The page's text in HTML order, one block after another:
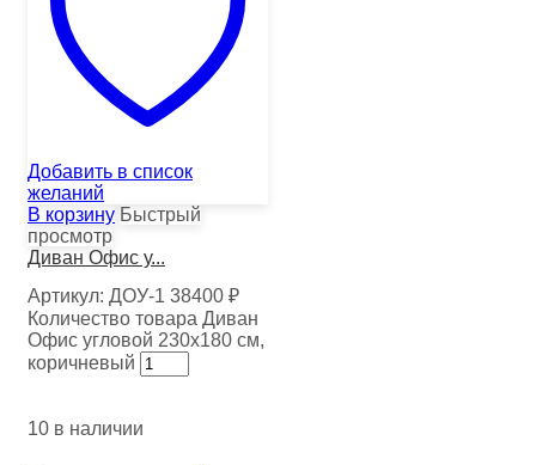
Добавить в список
желаний
В корзину Быстрый
просмотр
Диван Офис у...
Артикул: ДОУ-1 38400 ₽
Количество товара Диван
Офис угловой 230х180 см,
коричневый
10 в наличии